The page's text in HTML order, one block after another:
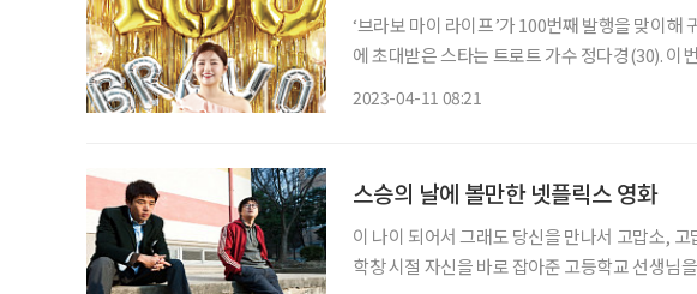
‘브라보 마이 라이프’가 100번째 발행을 맞이해
에 초대받은 스타는 트로트 가수 정다경(30). 이
2023-04-11 08:21
스승의 날에 볼만한 넷플릭스 영화
이 나이 되어서 그래도 당신을 만나서 고맙소,
학창 시절 자신을 바로 잡아준 고등학교 선생님